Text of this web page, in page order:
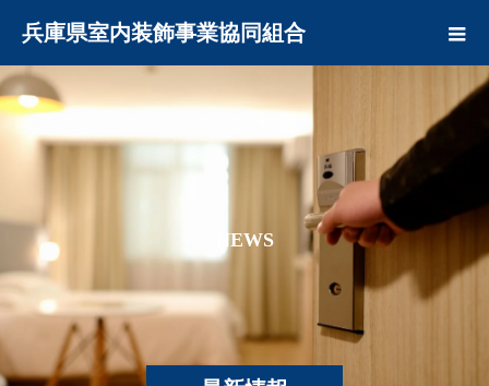
兵庫県室内装飾事業協同組合
NEWS